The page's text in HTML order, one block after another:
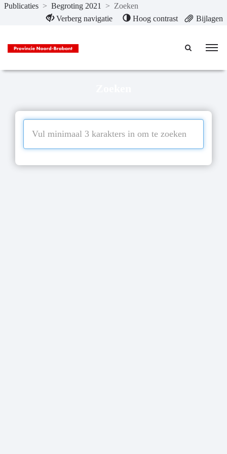
Naar hoofdinhoud
Publicaties > Begroting 2021 > Zoeken
Verberg navigatie
Hoog contrast Bijlagen